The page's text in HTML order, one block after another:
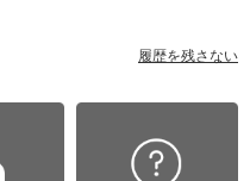
履歴を残さない